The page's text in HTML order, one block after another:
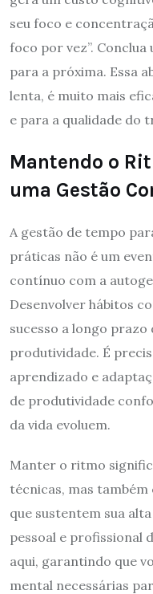
seu foco e
foco por vez”.
para a próxima. Essa
lenta, é muito mais
e para a qualidade do
Mantendo o
uma Gestão
A gestão de tempo
práticas não é um
contínuo com a
Desenvolver hábitos
sucesso a longo
produtividade. É
aprendizado e
de produtividade
da vida evoluem.
Manter o ritmo
técnicas, mas
que sustentem sua
pessoal e profissional
aqui, garantindo que
mental necessárias